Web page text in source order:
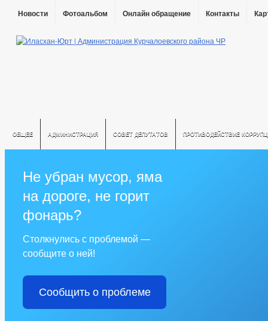
Новости Фотоальбом Онлайн обращение Контакты
ОБЩЕЕ АДМИНИСТРАЦИЯ СОВЕТ ДЕПУТАТОВ ПРОТИВОДЕЙСТВИЕ
Не убран мусор, яма
на дороге, не горит
фонарь?
Столкнулись с проблемой —
сообщите о ней!
Сообщить о проблеме